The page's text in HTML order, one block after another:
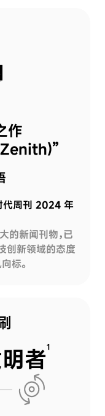
作
代周刊 2024 年
的新闻刊物，已
创新领域的态度
标。
者1